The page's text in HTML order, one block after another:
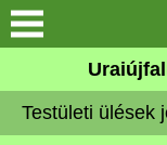
Köszöntő
Elérhetőségek
Testületi ülések